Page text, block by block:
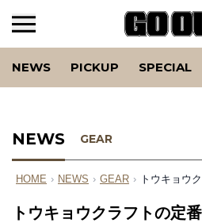
NEWS PICKUP SPECIAL
NEWS GEAR
HOME › NEWS › GEAR › トウキョウ
トウキョウクラフトの定